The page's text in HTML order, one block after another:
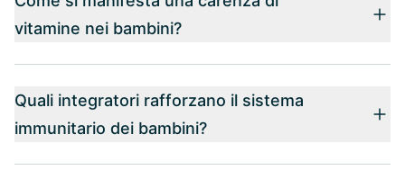
vitamine nei bambini?
Quali integratori rafforzano il sistema
immunitario dei bambini?